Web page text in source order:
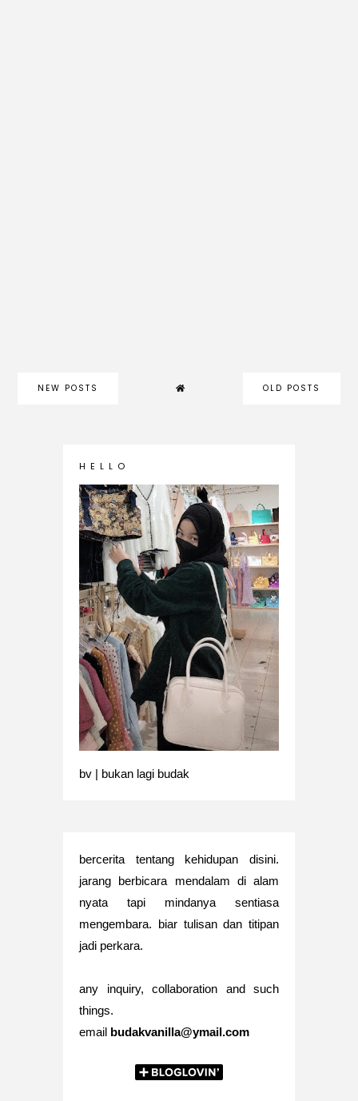
NEW POSTS OLD POSTS
H E L L O
bv | bukan lagi budak
bercerita tentang kehidupan disini.
jarang berbicara mendalam di alam
nyata tapi mindanya sentiasa
mengembara. biar tulisan dan titipan
jadi perkara.
any inquiry, collaboration and such
things.
email budakvanilla@ymail.com